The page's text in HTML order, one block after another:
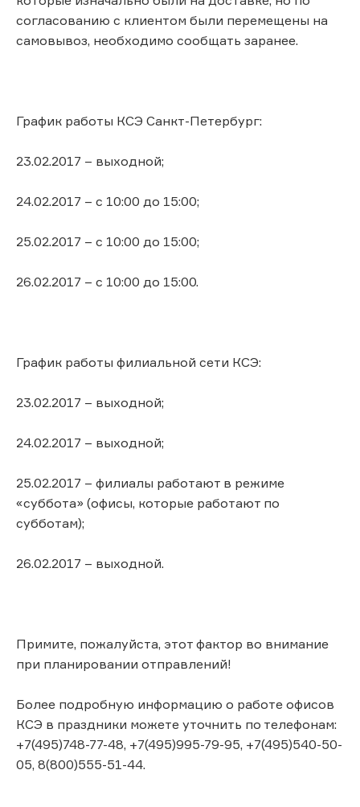
согласованию с клиентом были перемещены на
самовывоз, необходимо сообщать заранее.
График работы КСЭ Санкт-Петербург:
23.02.2017 – выходной;
24.02.2017 – с 10:00 до 15:00;
25.02.2017 – с 10:00 до 15:00;
26.02.2017 – с 10:00 до 15:00.
График работы филиальной сети КСЭ:
23.02.2017 – выходной;
24.02.2017 – выходной;
25.02.2017 – филиалы работают в режиме
«суббота» (офисы, которые работают по
субботам);
26.02.2017 – выходной.
Примите, пожалуйста, этот фактор во внимание
при планировании отправлений!
Более подробную информацию о работе офисов
КСЭ в праздники можете уточнить по телефонам:
+7(495)748-77-48, +7(495)995-79-95, +7(495)540-50-
05, 8(800)555-51-44.